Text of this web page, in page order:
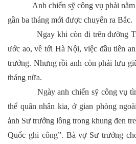
Anh chiến sỹ công vụ phải nằm
gần ba tháng mới được chuyển ra Bắc.
Ngay khi còn đi trên đường
ước ao, về tới Hà Nội, việc đầu tiên
trưởng. Nhưng rồi anh còn phải lưu
tháng nữa.
Ngày anh chiến sỹ công vụ tìm
thể quân nhân kia, ở gian phòng
ảnh Sư trưởng lồng trong khung đen
Quốc ghi công”. Bà vợ Sư trưởng